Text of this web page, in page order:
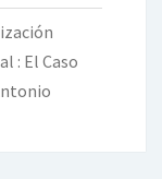
: El Caso